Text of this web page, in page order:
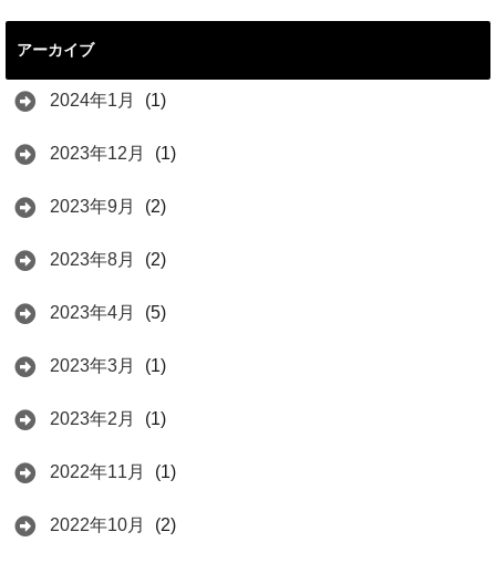
アーカイブ
2024年1月 (1)
2023年12月 (1)
2023年9月 (2)
2023年8月 (2)
2023年4月 (5)
2023年3月 (1)
2023年2月 (1)
2022年11月 (1)
2022年10月 (2)